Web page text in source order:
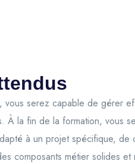
serez capable de gérer
À la fin de la formation, vous
à un projet spécifique,
composants métier solides